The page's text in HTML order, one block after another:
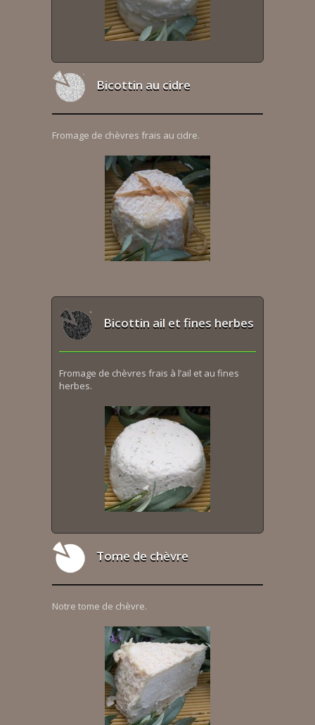
Bicottin au cidre
Fromage de chèvres frais au cidre.
Bicottin ail et fines herbes
Fromage de chèvres frais à l’ail et au fines
herbes.
Tome de chèvre
Notre tome de chèvre.